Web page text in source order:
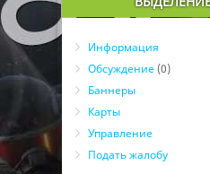
Информация
Обсуждение (0)
Баннеры
Карты
Управление
Подать жалобу